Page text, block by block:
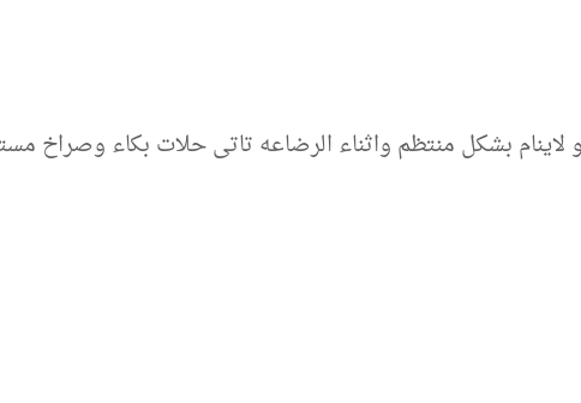
بشكل منتظم واثناء الرضاعه تاتى حلات بكاء وصراخ